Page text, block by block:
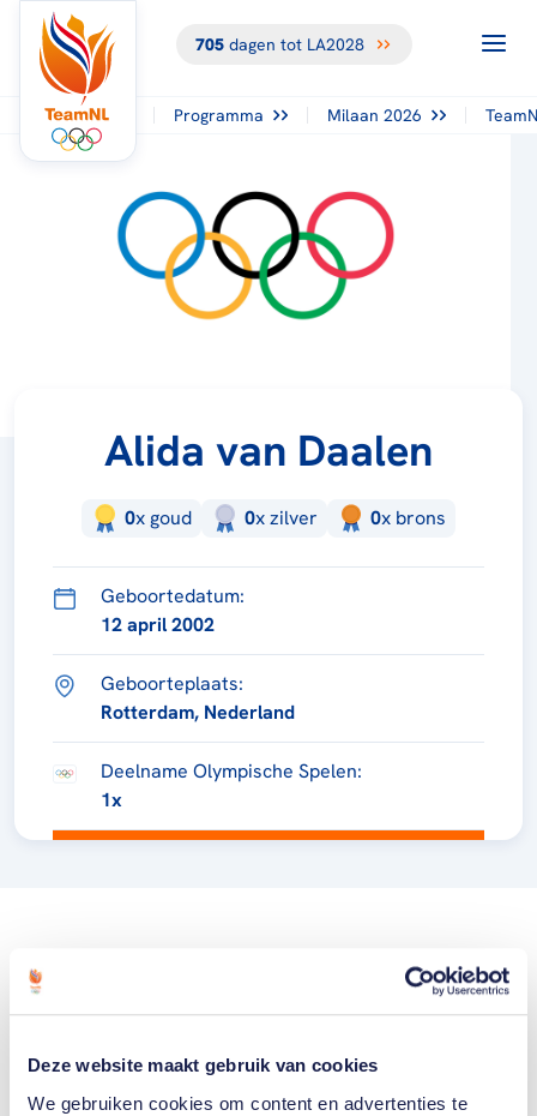
Deze website maakt gebruik van cookies
We gebruiken cookies om content en advertenties te
705dagen tot LA2028
Programma Milaan 2026
Alida van Daalen
0x goud 0xzilver 0x brons
Geboortedatum:
12 april 2002
Geboorteplaats:
Rotterdam, Nederland
Deelname Olympische Spelen:
1x